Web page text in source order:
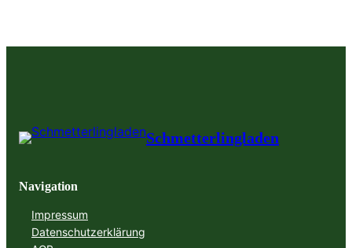
Schmetterlingladen
Navigation
Impressum
Datenschutzerklärung